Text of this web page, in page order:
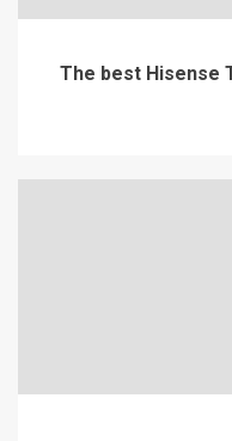
The best Hisense